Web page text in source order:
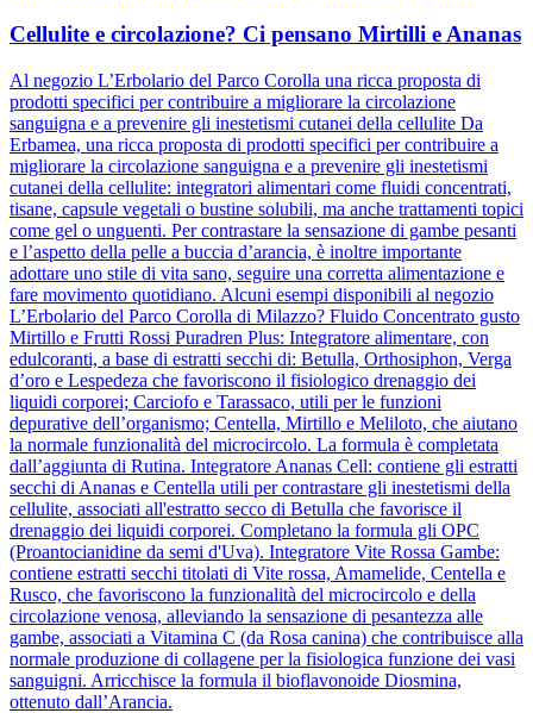
Cellulite e circolazione? Ci pensano Mirtilli e Ananas
Al negozio L’Erbolario del Parco Corolla una ricca proposta di
prodotti specifici per contribuire a migliorare la circolazione
sanguigna e a prevenire gli inestetismi cutanei della cellulite Da
Erbamea, una ricca proposta di prodotti specifici per contribuire a
migliorare la circolazione sanguigna e a prevenire gli inestetismi
cutanei della cellulite: integratori alimentari come fluidi concentrati,
tisane, capsule vegetali o bustine solubili, ma anche trattamenti topici
come gel o unguenti. Per contrastare la sensazione di gambe pesanti
e l’aspetto della pelle a buccia d’arancia, è inoltre importante
adottare uno stile di vita sano, seguire una corretta alimentazione e
fare movimento quotidiano. Alcuni esempi disponibili al negozio
L’Erbolario del Parco Corolla di Milazzo? Fluido Concentrato gusto
Mirtillo e Frutti Rossi Puradren Plus: Integratore alimentare, con
edulcoranti, a base di estratti secchi di: Betulla, Orthosiphon, Verga
d’oro e Lespedeza che favoriscono il fisiologico drenaggio dei
liquidi corporei; Carciofo e Tarassaco, utili per le funzioni
depurative dell’organismo; Centella, Mirtillo e Meliloto, che aiutano
la normale funzionalità del microcircolo. La formula è completata
dall’aggiunta di Rutina. Integratore Ananas Cell: contiene gli estratti
secchi di Ananas e Centella utili per contrastare gli inestetismi della
cellulite, associati all'estratto secco di Betulla che favorisce il
drenaggio dei liquidi corporei. Completano la formula gli OPC
(Proantocianidine da semi d'Uva). Integratore Vite Rossa Gambe:
contiene estratti secchi titolati di Vite rossa, Amamelide, Centella e
Rusco, che favoriscono la funzionalità del microcircolo e della
circolazione venosa, alleviando la sensazione di pesantezza alle
gambe, associati a Vitamina C (da Rosa canina) che contribuisce alla
normale produzione di collagene per la fisiologica funzione dei vasi
sanguigni. Arricchisce la formula il bioflavonoide Diosmina,
ottenuto dall’Arancia.